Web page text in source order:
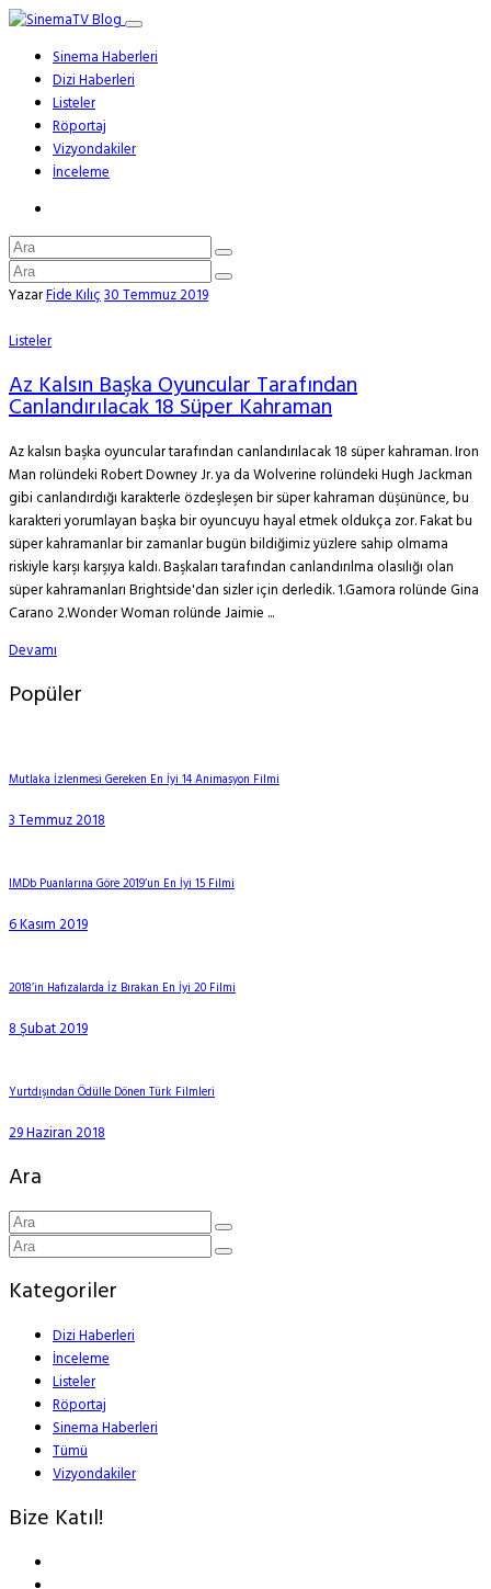
Sinema Haberleri
Dizi Haberleri
Listeler
Röportaj
Vizyondakiler
İnceleme
YazarFide Kılıç30 Temmuz 2019
Listeler
Az Kalsın Başka Oyuncular Tarafından
Canlandırılacak 18 Süper Kahraman
Az kalsın başka oyuncular tarafından canlandırılacak 18 süper kahraman. Iron
Man rolündeki Robert Downey Jr. ya da Wolverine rolündeki Hugh Jackman
gibi canlandırdığı karakterle özdeşleşen bir süper kahraman düşününce, bu
karakteri yorumlayan başka bir oyuncuyu hayal etmek oldukça zor. Fakat bu
süper kahramanlar bir zamanlar bugün bildiğimiz yüzlere sahip olmama
riskiyle karşı karşıya kaldı. Başkaları tarafından canlandırılma olasılığı olan
süper kahramanları Brightside'dan sizler için derledik. 1.Gamora rolünde Gina
Carano 2.Wonder Woman rolünde Jaimie ...
Devamı
Popüler
Mutlaka İzlenmesi Gereken En İyi 14 Animasyon Filmi
3 Temmuz 2018
IMDb Puanlarına Göre 2019’un En İyi 15 Filmi
6 Kasım 2019
2018’in Hafızalarda İz Bırakan En İyi 20 Filmi
8 Şubat 2019
Yurtdışından Ödülle Dönen Türk Filmleri
29 Haziran 2018
Ara
Kategoriler
Dizi Haberleri
İnceleme
Listeler
Röportaj
Sinema Haberleri
Tümü
Vizyondakiler
Bize Katıl!